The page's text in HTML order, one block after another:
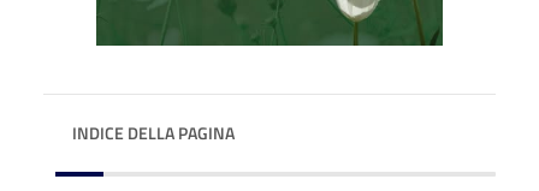
INDICE DELLA PAGINA